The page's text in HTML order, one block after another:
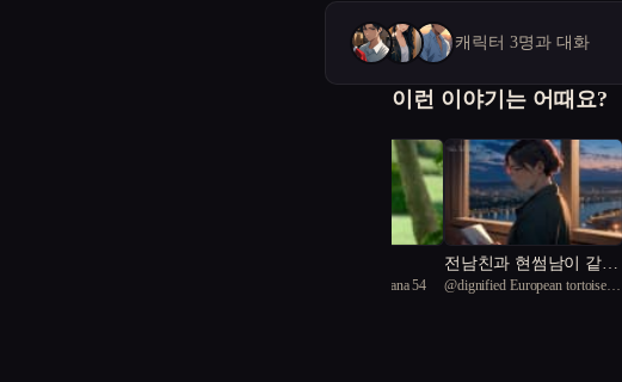
캐릭터 3명과 대화
이런 이야기는 어때요?
integrated Green iguana 54
전남친과 현썸남이 같은
방에
@dignified European tortoise